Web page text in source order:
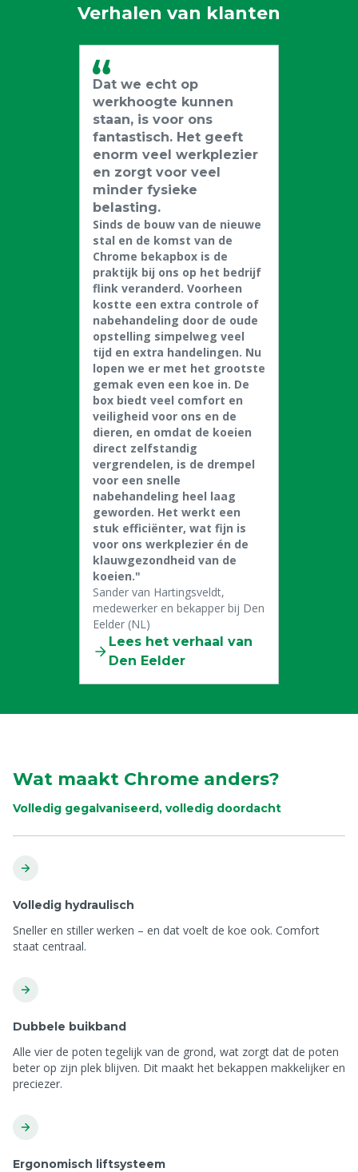
Verhalen van klanten
Dat we echt op
werkhoogte kunnen
staan, is voor ons
fantastisch. Het geeft
enorm veel werkplezier
en zorgt voor veel
minder fysieke
belasting.
Sinds de bouw van de nieuwe
stal en de komst van de
Chrome bekapbox is de
praktijk bij ons op het bedrijf
flink veranderd. Voorheen
kostte een extra controle of
nabehandeling door de oude
opstelling simpelweg veel
tijd en extra handelingen. Nu
lopen we er met het grootste
gemak even een koe in. De
box biedt veel comfort en
veiligheid voor ons en de
dieren, en omdat de koeien
direct zelfstandig
vergrendelen, is de drempel
voor een snelle
nabehandeling heel laag
geworden. Het werkt een
stuk efficiënter, wat fijn is
voor ons werkplezier én de
klauwgezondheid van de
koeien."
Sander van Hartingsveldt,
medewerker en bekapper bij Den
Eelder (NL)
Lees het verhaal van
Den Eelder
Wat maakt Chrome anders?
Volledig gegalvaniseerd, volledig doordacht
Volledig hydraulisch
Sneller en stiller werken – en dat voelt de koe ook. Comfort
staat centraal.
Dubbele buikband
Alle vier de poten tegelijk van de grond, wat zorgt dat de poten
beter op zijn plek blijven. Dit maakt het bekappen makkelijker en
preciezer.
Ergonomisch liftsysteem